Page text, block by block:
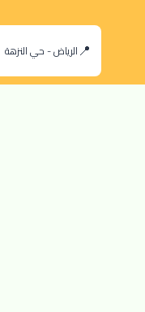
الرياض - حي النزهة